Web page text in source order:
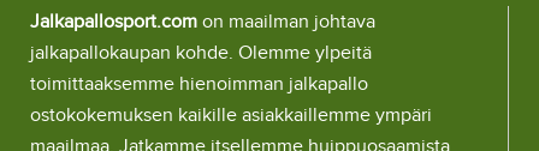
Jalkapallosport.com on maailman johtava
jalkapallokaupan kohde. Olemme ylpeitä
toimittaaksemme hienoimman jalkapallo
ostokokemuksen kaikille asiakkaillemme ympäri
maailmaa. Jatkamme itsellemme huippuosaamista